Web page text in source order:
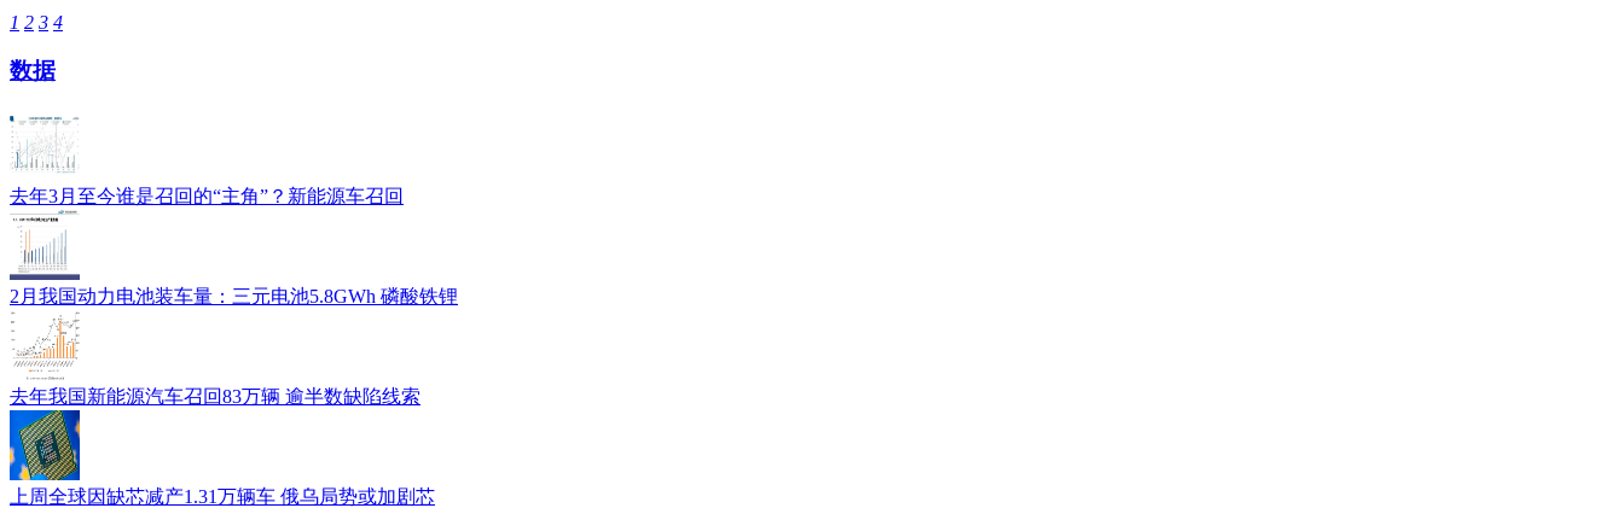
1 2 3 4
数据
去年3月至今谁是召回的“主角”？新能源车召回
2月我国动力电池装车量：三元电池5.8GWh 磷酸铁锂
去年我国新能源汽车召回83万辆 逾半数缺陷线索
上周全球因缺芯减产1.31万辆车 俄乌局势或加剧芯